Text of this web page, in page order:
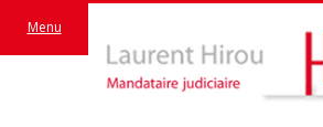
Menu